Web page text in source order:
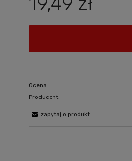
Ocena:
Producent:
zapytaj o produkt